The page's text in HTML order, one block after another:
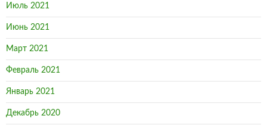
Июль 2021
Июнь 2021
Март 2021
Февраль 2021
Январь 2021
Декабрь 2020